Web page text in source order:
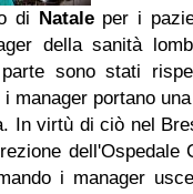
di Nataleper i
della sanità
sono stati
manager portano
In virtù di ciò nel
dell'Ospedale
i manager